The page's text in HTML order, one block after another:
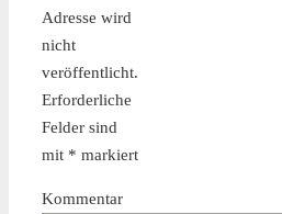
Adresse wird
nicht
veröffentlicht.
Erforderliche
Felder sind
mit * markiert
Kommentar